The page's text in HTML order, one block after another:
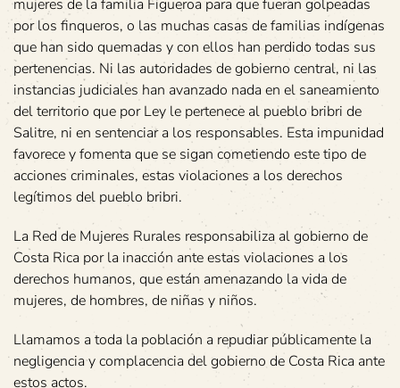
mujeres de la familia Figueroa para que fueran golpeadas
por los finqueros, o las muchas casas de familias indígenas
que han sido quemadas y con ellos han perdido todas sus
pertenencias. Ni las autoridades de gobierno central, ni las
instancias judiciales han avanzado nada en el saneamiento
del territorio que por Ley le pertenece al pueblo bribri de
Salitre, ni en sentenciar a los responsables. Esta impunidad
favorece y fomenta que se sigan cometiendo este tipo de
acciones criminales, estas violaciones a los derechos
legítimos del pueblo bribri.
La Red de Mujeres Rurales responsabiliza al gobierno de
Costa Rica por la inacción ante estas violaciones a los
derechos humanos, que están amenazando la vida de
mujeres, de hombres, de niñas y niños.
Llamamos a toda la población a repudiar públicamente la
negligencia y complacencia del gobierno de Costa Rica ante
estos actos.